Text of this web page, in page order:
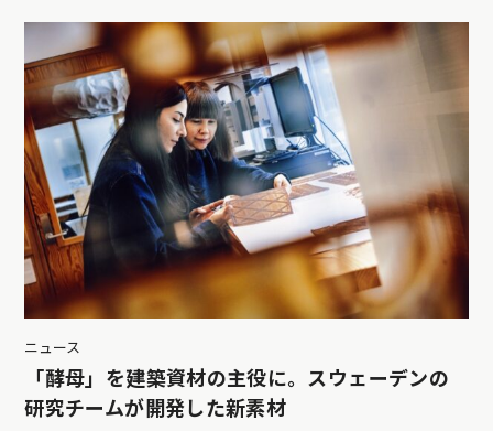
ニュース
「酵母」を建築資材の主役に。スウェーデンの
研究チームが開発した新素材